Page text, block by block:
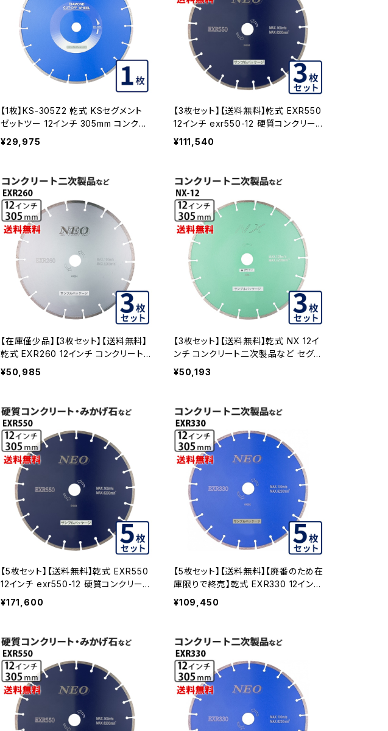
【1枚】KS-305Z2 乾式 KSセグメント
ゼットツー 12インチ 305mm コンクリ
ート・ブロックなどの切断 ダイヤモンド
カッター 刃 ダイヤセグメント ks-305z
¥29,975
【3枚セット】【送料無料】乾式 EXR550
12インチ exr550-12 硬質コンクリー
ト・みかげ石など EXR550-12-03
¥111,540
【在庫僅少品】【3枚セット】【送料無料】
乾式 EXR260 12インチ コンクリート2
次製品など exr260-12 EXR260-12-
¥50,985
【3枚セット】【送料無料】乾式 NX 12イ
ンチ コンクリート二次製品など セグメ
ントタイプ nx-12 NX-12-03
¥50,193
【5枚セット】【送料無料】乾式 EXR550
12インチ exr550-12 硬質コンクリー
ト・みかげ石など EXR550-12-05
¥171,600
【5枚セット】【送料無料】【廃番のため在
庫限りで終売】乾式 EXR330 12インチ
exr330-12 コンクリート二次製品など
EXR330-12-05
¥109,450